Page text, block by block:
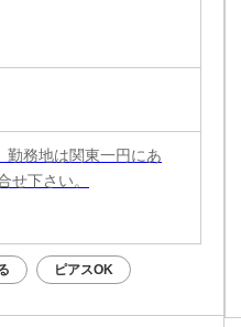
務地は関東一円にあ
下さい。
ピアスOK